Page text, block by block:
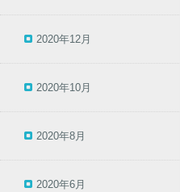
2020年12月
2020年10月
2020年8月
2020年6月